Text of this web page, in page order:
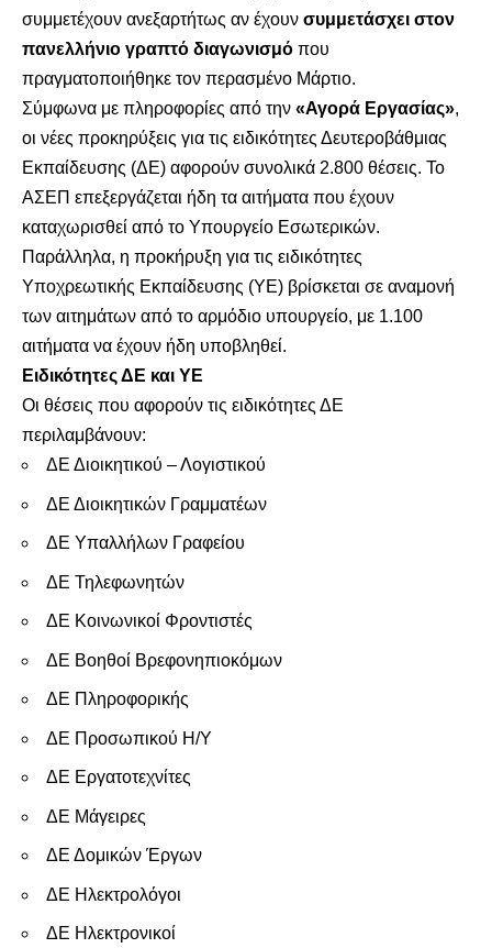
συμμετέχουν ανεξαρτήτως αν έχουν συμμετάσχει στον
πανελλήνιο γραπτό διαγωνισμό που
πραγματοποιήθηκε τον περασμένο Μάρτιο.
Σύμφωνα με πληροφορίες από την «Αγορά Εργασίας»,
οι νέες προκηρύξεις για τις ειδικότητες Δευτεροβάθμιας
Εκπαίδευσης (ΔΕ) αφορούν συνολικά 2.800 θέσεις. Το
ΑΣΕΠ επεξεργάζεται ήδη τα αιτήματα που έχουν
καταχωρισθεί από το Υπουργείο Εσωτερικών.
Παράλληλα, η προκήρυξη για τις ειδικότητες
Υποχρεωτικής Εκπαίδευσης (ΥΕ) βρίσκεται σε αναμονή
των αιτημάτων από το αρμόδιο υπουργείο, με 1.100
αιτήματα να έχουν ήδη υποβληθεί.
Ειδικότητες ΔΕ και ΥΕ
Οι θέσεις που αφορούν τις ειδικότητες ΔΕ
περιλαμβάνουν:
ΔΕ Διοικητικού – Λογιστικού
ΔΕ Διοικητικών Γραμματέων
ΔΕ Υπαλλήλων Γραφείου
ΔΕ Τηλεφωνητών
ΔΕ Κοινωνικοί Φροντιστές
ΔΕ Βοηθοί Βρεφονηπιοκόμων
ΔΕ Πληροφορικής
ΔΕ Προσωπικού Η/Υ
ΔΕ Εργατοτεχνίτες
ΔΕ Μάγειρες
ΔΕ Δομικών Έργων
ΔΕ Ηλεκτρολόγοι
ΔΕ Ηλεκτρονικοί